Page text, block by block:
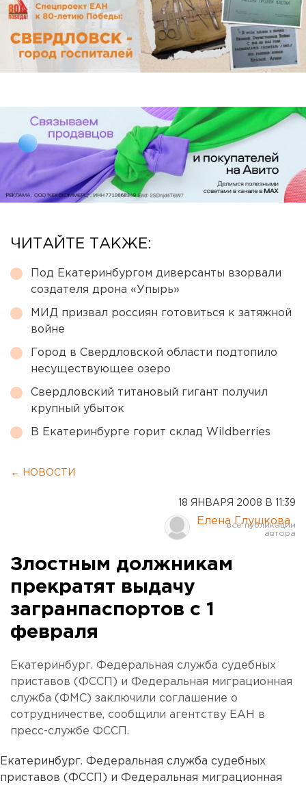
ЧИТАЙТЕ ТАКЖЕ:
Под Екатеринбургом диверсанты взорвали
создателя дрона «Упырь»
МИД призвал россиян готовиться к затяжной
войне
Город в Свердловской области подтопило
несуществующее озеро
Свердловский титановый гигант получил
крупный убыток
В Екатеринбурге горит склад Wildberries
← НОВОСТИ
18 ЯНВАРЯ 2008 В 11:39
Елена Глушкова
Злостным должникам
прекратят выдачу
загранпаспортов с 1
февраля
Екатеринбург. Федеральная служба судебных
приставов (ФССП) и Федеральная миграционная
служба (ФМС) заключили соглашение о
сотрудничестве, сообщили агентству ЕАН в
пресс-службе ФССП.
Екатеринбург. Федеральная служба судебных
приставов (ФССП) и Федеральная миграционная